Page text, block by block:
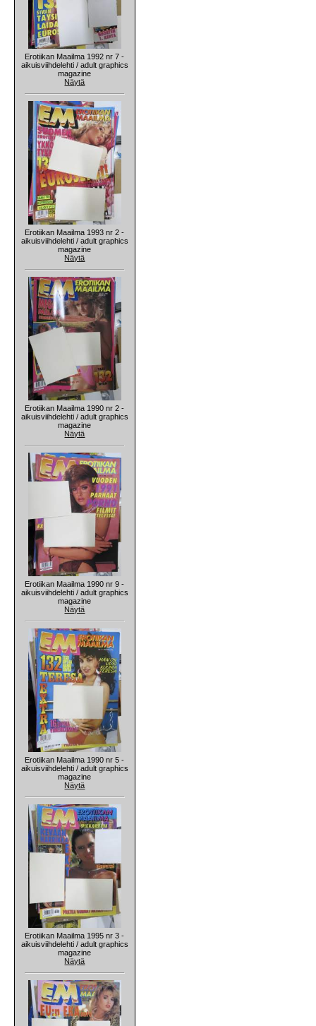
Erotiikan Maailma 1992 nr 7 -
aikuisviihdelehti / adult graphics
magazine
Näytä
Erotiikan Maailma 1993 nr 2 -
aikuisviihdelehti / adult graphics
magazine
Näytä
Erotiikan Maailma 1990 nr 2 -
aikuisviihdelehti / adult graphics
magazine
Näytä
Erotiikan Maailma 1990 nr 9 -
aikuisviihdelehti / adult graphics
magazine
Näytä
Erotiikan Maailma 1990 nr 5 -
aikuisviihdelehti / adult graphics
magazine
Näytä
Erotiikan Maailma 1995 nr 3 -
aikuisviihdelehti / adult graphics
magazine
Näytä